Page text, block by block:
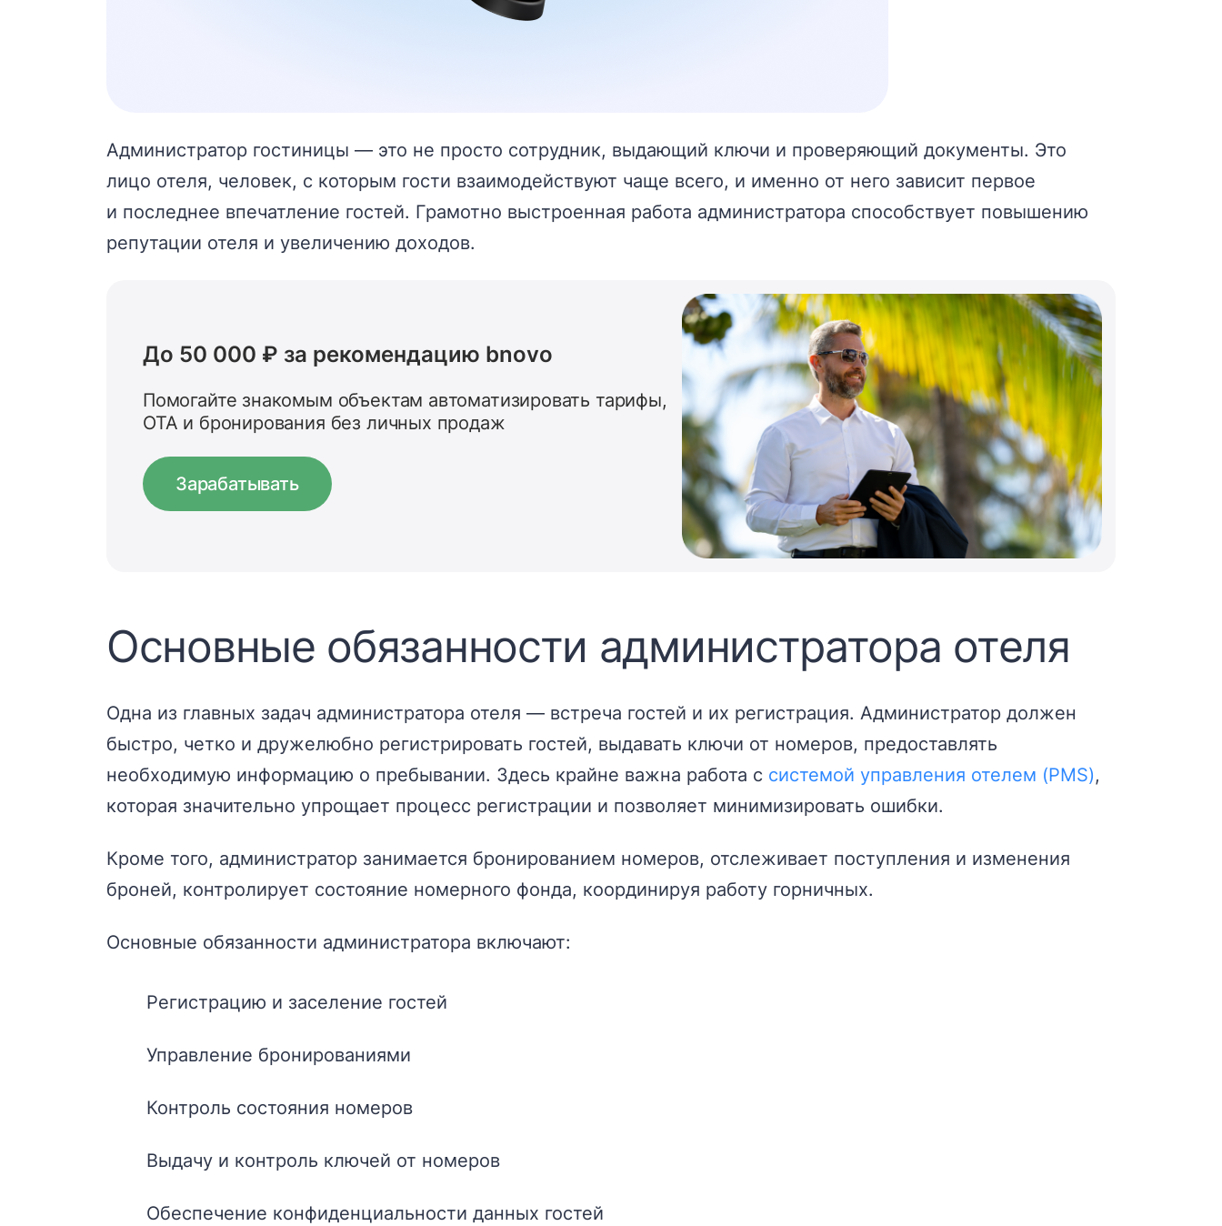
Администратор гостиницы — это не просто сотрудник, выдающий ключи и проверяющий документы. Это
лицо отеля, человек, с которым гости взаимодействуют чаще всего, и именно от него зависит первое
и последнее впечатление гостей. Грамотно выстроенная работа администратора способствует повышению
репутации отеля и увеличению доходов.
До 50 000 ₽ за рекомендацию bnovo
Помогайте знакомым объектам автоматизировать тарифы,
OTA и бронирования без личных продаж
Зарабатывать
Основные обязанности администратора отеля
Одна из главных задач администратора отеля — встреча гостей и их регистрация. Администратор должен
быстро, четко и дружелюбно регистрировать гостей, выдавать ключи от номеров, предоставлять
необходимую информацию о пребывании. Здесь крайне важна работа с системой управления отелем (PMS),
которая значительно упрощает процесс регистрации и позволяет минимизировать ошибки.
Кроме того, администратор занимается бронированием номеров, отслеживает поступления и изменения
броней, контролирует состояние номерного фонда, координируя работу горничных.
Основные обязанности администратора включают:
Регистрацию и заселение гостей
Управление бронированиями
Контроль состояния номеров
Выдачу и контроль ключей от номеров
Обеспечение конфиденциальности данных гостей